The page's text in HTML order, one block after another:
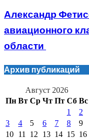
Александр
авиационного
области
Архив публикаций
Август 2026
Пн Вт Ср Чт Пт Сб Вс
1
2
3
4 5 6 7 8
9
10 11 12 13 14 15 16